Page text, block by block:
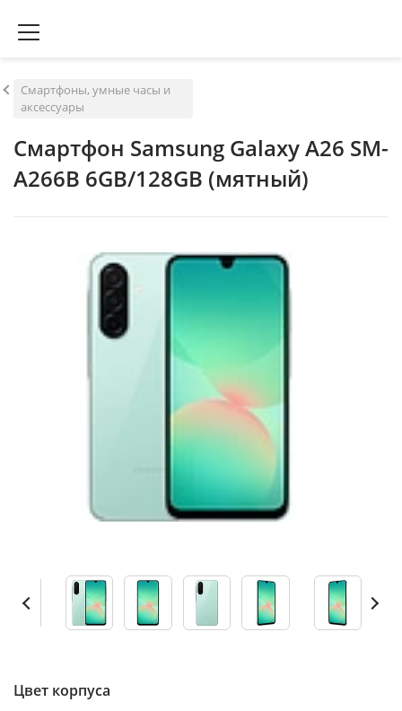
Смартфоны, умные часы и
аксессуары
Смартфон Samsung Galaxy A26 SM-
A266B 6GB/128GB (мятный)
Цвет корпуса